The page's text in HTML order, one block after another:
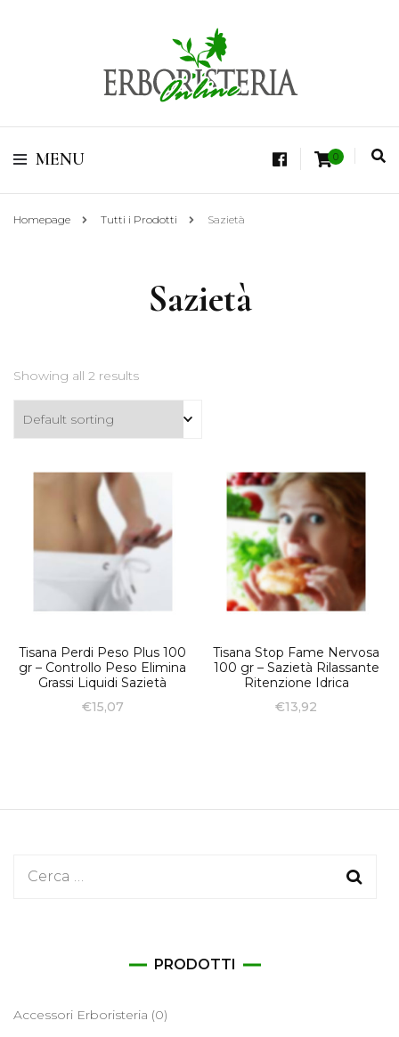
Erboristeria Shop
Online Tisane
Vendita di Botaniche, Erbe e Spezie Officinali, Tisane Terapeutiche Esclusive,
MENU 0
Homepage Tutti i Prodotti Sazietà
Sazietà
Showing all 2 results
Tisana Perdi Peso Plus 100
gr – Controllo Peso Elimina
Grassi Liquidi Sazietà
€15,07
Tisana Stop Fame Nervosa
100 gr – Sazietà Rilassante
Ritenzione Idrica
€13,92
Ricerca
PRODOTTI
Accessori Erboristeria (0)